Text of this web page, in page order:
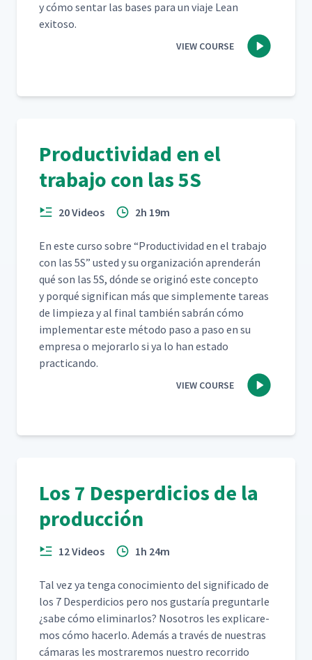
y cómo sen­tar las bases para un via­je Lean
exitoso.
VIEW COURSE
Productividad en el
trabajo con las 5S
20 Videos 2h 19m
En este cur­so sobre “Pro­duc­tivi­dad en el tra­ba­jo
con las 5S” ust­ed y su orga­ni­zación apren­derán
qué son las 5S, dónde se orig­inó este con­cep­to
y porqué sig­nif­i­can más que sim­ple­mente tar­eas
de limpieza y al final tam­bién sabrán cómo
imple­men­tar este méto­do paso a paso en su
empre­sa o mejo­rar­lo si ya lo han esta­do
practicando.
VIEW COURSE
Los 7 Desperdicios de la
producción
12 Videos 1h 24m
Tal vez ya ten­ga conocimien­to del sig­nifi­ca­do de
los 7 Des­perdi­cios pero nos gus­taría pre­gun­tar­le
¿sabe cómo elim­i­nar­los? Nosotros les expli­care­
mos cómo hac­er­lo. Además a través de nues­tras
cámaras les mostraremos nue­stro recor­ri­do